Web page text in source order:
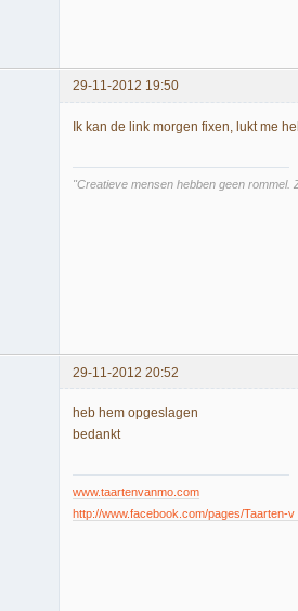
29-11-2012 19:50
Ik kan de link morgen fixen, lukt me
"Creatieve mensen hebben geen rommel.
29-11-2012 20:52
heb hem opgeslagen
bedankt
www.taartenvanmo.com
http://www.facebook.com/pages/Taarten-